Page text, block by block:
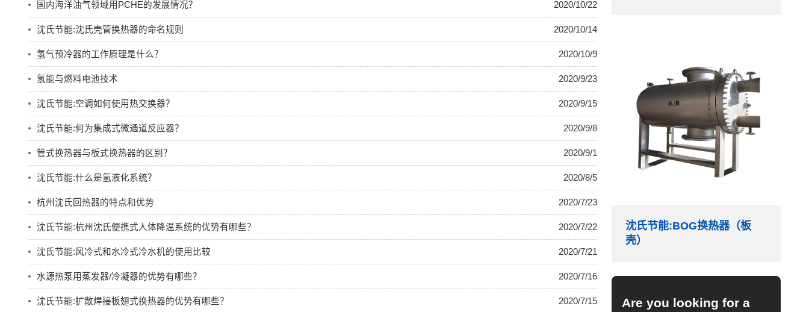
国内海洋油气领域用PCHE的发展情况？ 2020/10/22
沈氏节能:沈氏壳管换热器的命名规则 2020/10/14
氢气预冷器的工作原理是什么？ 2020/10/9
氢能与燃料电池技术 2020/9/23
沈氏节能:空调如何使用热交换器？ 2020/9/15
沈氏节能:何为集成式微通道反应器？ 2020/9/8
管式换热器与板式换热器的区别？ 2020/9/1
沈氏节能:什么是氢液化系统？ 2020/8/5
杭州沈氏回热器的特点和优势 2020/7/23
沈氏节能:杭州沈氏便携式人体降温系统的优势有哪些？ 2020/7/22
沈氏节能:风冷式和水冷式冷水机的使用比较 2020/7/21
水源热泵用蒸发器/冷凝器的优势有哪些？ 2020/7/16
沈氏节能:扩散焊接板翅式换热器的优势有哪些？ 2020/7/15
沈氏节能:BOG换热器（板
壳）
Are you looking for a